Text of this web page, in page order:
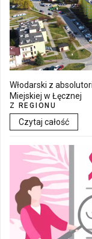
Włodarski z
Miejskiej w Łęcznej
Z REGIONU
Czytaj całość